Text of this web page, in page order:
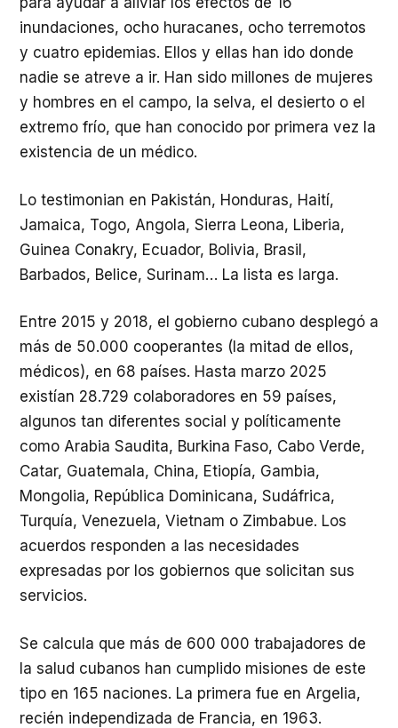
inundaciones, ocho huracanes, ocho terremotos
y cuatro epidemias. Ellos y ellas han ido donde
nadie se atreve a ir. Han sido millones de mujeres
y hombres en el campo, la selva, el desierto o el
extremo frío, que han conocido por primera vez la
existencia de un médico.
Lo testimonian en Pakistán, Honduras, Haití,
Jamaica, Togo, Angola, Sierra Leona, Liberia,
Guinea Conakry, Ecuador, Bolivia, Brasil,
Barbados, Belice, Surinam… La lista es larga.
Entre 2015 y 2018, el gobierno cubano desplegó a
más de 50.000 cooperantes (la mitad de ellos,
médicos), en 68 países. Hasta marzo 2025
existían 28.729 colaboradores en 59 países,
algunos tan diferentes social y políticamente
como Arabia Saudita, Burkina Faso, Cabo Verde,
Catar, Guatemala, China, Etiopía, Gambia,
Mongolia, República Dominicana, Sudáfrica,
Turquía, Venezuela, Vietnam o Zimbabue. Los
acuerdos responden a las necesidades
expresadas por los gobiernos que solicitan sus
servicios.
Se calcula que más de 600 000 trabajadores de
la salud cubanos han cumplido misiones de este
tipo en 165 naciones. La primera fue en Argelia,
recién independizada de Francia, en 1963.